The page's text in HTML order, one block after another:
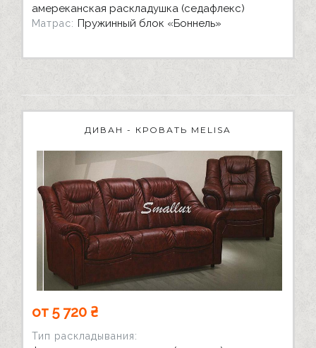
амереканская раскладушка (седафлекс)
Матрас: Пружинный блок «Боннель»
ДИВАН - КРОВАТЬ MELISA
от 5 720 ₴
Тип раскладывания: